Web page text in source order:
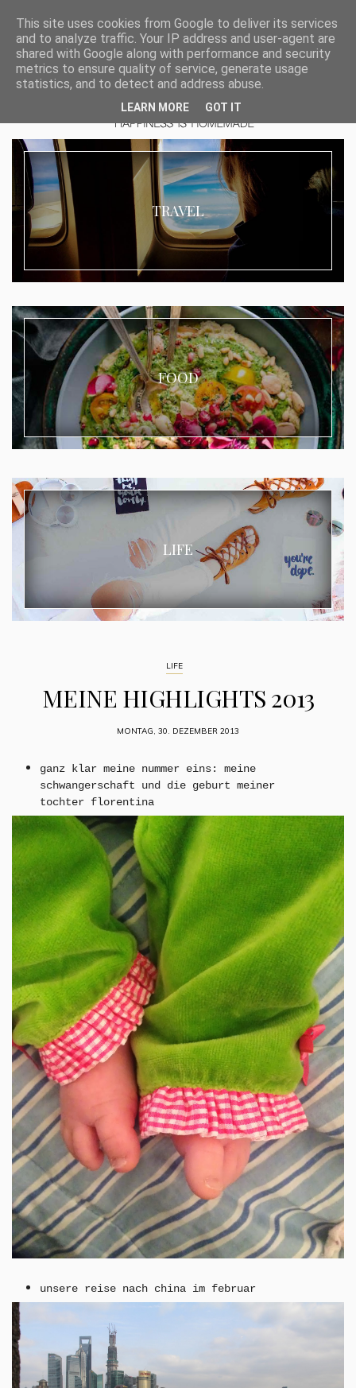
TRAVEL
FOOD
LIFE
LIFE
MEINE HIGHLIGHTS 2013
MONTAG, 30. DEZEMBER 2013
ganz klar meine nummer eins: meine
schwangerschaft und die geburt meiner
tochter florentina
unsere reise nach china im februar
This site uses cookies from Google to deliver its services
and to analyze traffic. Your IP address and user-agent are
shared with Google along with performance and security
metrics to ensure quality of service, generate usage
statistics, and to detect and address abuse.
LEARN MORE GOT IT